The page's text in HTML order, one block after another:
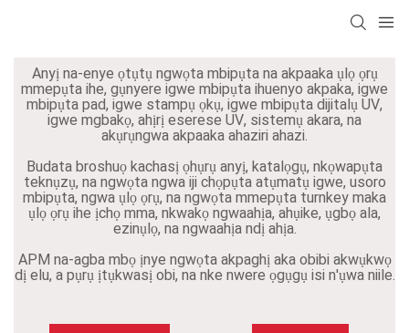
Anyị na-enye ọtụtụ ngwọta mbipụta na akpaaka ụlọ ọrụ
mmepụta ihe, gụnyere igwe mbipụta ihuenyo akpaka, igwe
mbipụta pad, igwe stampụ ọkụ, igwe mbipụta dijitalụ UV,
igwe mgbakọ, ahịrị eserese UV, sistemụ akara, na
akụrụngwa akpaaka ahaziri ahazi.
Budata broshuọ kachasị ọhụrụ anyị, katalọgụ, nkọwapụta
teknụzụ, na ngwọta ngwa iji chọpụta atụmatụ igwe, usoro
mbipụta, ngwa ụlọ ọrụ, na ngwọta mmepụta turnkey maka
ụlọ ọrụ ihe ịchọ mma, nkwakọ ngwaahịa, ahụike, ụgbọ ala,
ezinụlọ, na ngwaahịa ndị ahịa.
APM na-agba mbọ ịnye ngwọta akpaghị aka obibi akwụkwọ
dị elu, a pụrụ ịtụkwasị obi, na nke nwere ọgụgụ isi n'ụwa niile.